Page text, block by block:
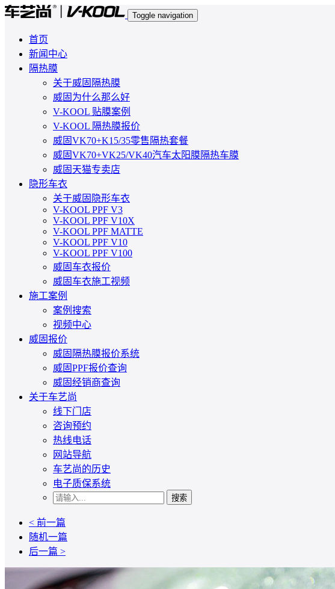
Toggle navigation
首页
新闻中心
隔热膜
关于威固隔热膜
威固为什么那么好
V-KOOL 贴膜案例
V-KOOL 隔热膜报价
威固VK70+K15/35零售隔热套餐
威固VK70+VK25/VK40汽车太阳膜隔热车膜
威固天猫专卖店
隐形车衣
关于威固隐形车衣
V-KOOL PPF V3
V-KOOL PPF V10X
V-KOOL PPF MATTE
V-KOOL PPF V10
V-KOOL PPF V100
威固车衣报价
威固车衣施工视频
施工案例
案例搜索
视频中心
威固报价
威固隔热膜报价系统
威固PPF报价查询
威固经销商查询
关于车艺尚
线下门店
咨询预约
热线电话
网站导航
车艺尚的历史
电子质保系统
搜索
< 前一篇
随机一篇
后一篇 >